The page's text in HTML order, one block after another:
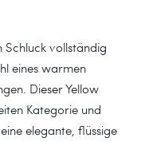
Schluck vollständig
eines warmen
Dieser Yellow
Kategorie und
elegante, flüssige